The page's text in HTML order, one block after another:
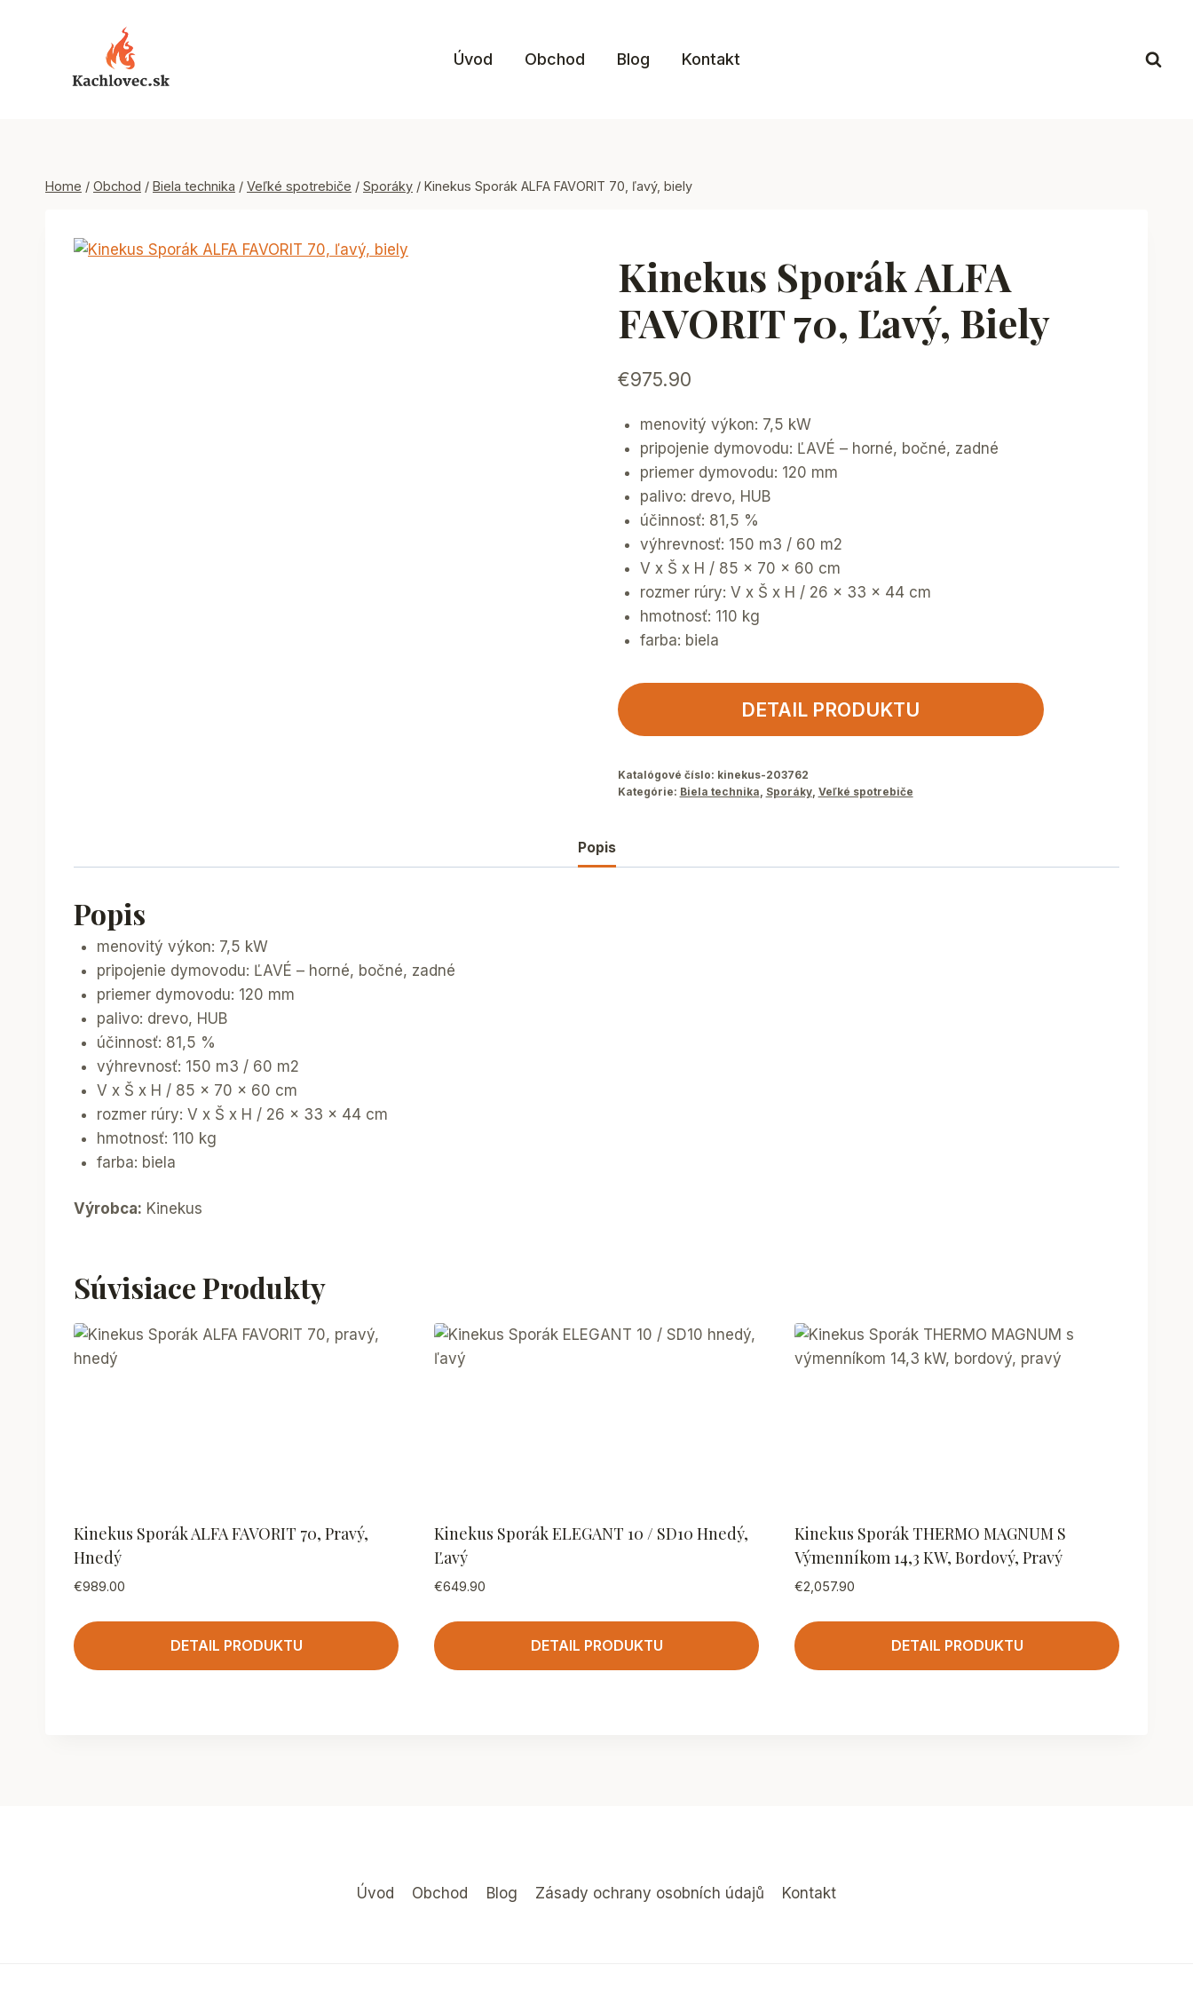
Úvod Obchod Blog Kontakt
Home / Obchod / Biela technika / Veľké spotrebiče / Sporáky / Kinekus Sporák ALFA FAVORIT 70, ľavý, biely
Kinekus Sporák ALFA
FAVORIT 70, Ľavý, Biely
€975.90
menovitý výkon: 7,5 kW
pripojenie dymovodu: ĽAVÉ – horné, bočné, zadné
priemer dymovodu: 120 mm
palivo: drevo, HUB
účinnosť: 81,5 %
výhrevnosť: 150 m3 / 60 m2
V x Š x H / 85 x 70 x 60 cm
rozmer rúry: V x Š x H / 26 x 33 x 44 cm
hmotnosť: 110 kg
farba: biela
DETAIL PRODUKTU
Katalógové číslo: kinekus-203762
Kategórie: Biela technika, Sporáky, Veľké spotrebiče
Popis
Popis
menovitý výkon: 7,5 kW
pripojenie dymovodu: ĽAVÉ – horné, bočné, zadné
priemer dymovodu: 120 mm
palivo: drevo, HUB
účinnosť: 81,5 %
výhrevnosť: 150 m3 / 60 m2
V x Š x H / 85 x 70 x 60 cm
rozmer rúry: V x Š x H / 26 x 33 x 44 cm
hmotnosť: 110 kg
farba: biela
Výrobca: Kinekus
Súvisiace Produkty
Kinekus Sporák ALFA FAVORIT 70, Pravý,
Hnedý
€989.00
DETAIL PRODUKTU
Kinekus Sporák ELEGANT 10 / SD10 Hnedý,
Ľavý
€649.90
DETAIL PRODUKTU
Kinekus Sporák THERMO MAGNUM S
Výmenníkom 14,3 KW, Bordový, Pravý
€2,057.90
DETAIL PRODUKTU
Úvod Obchod Blog Zásady ochrany osobních údajů Kontakt